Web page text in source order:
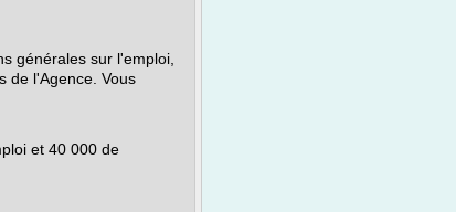
générales sur l'emploi,
de l'Agence. Vous
et 40 000 de